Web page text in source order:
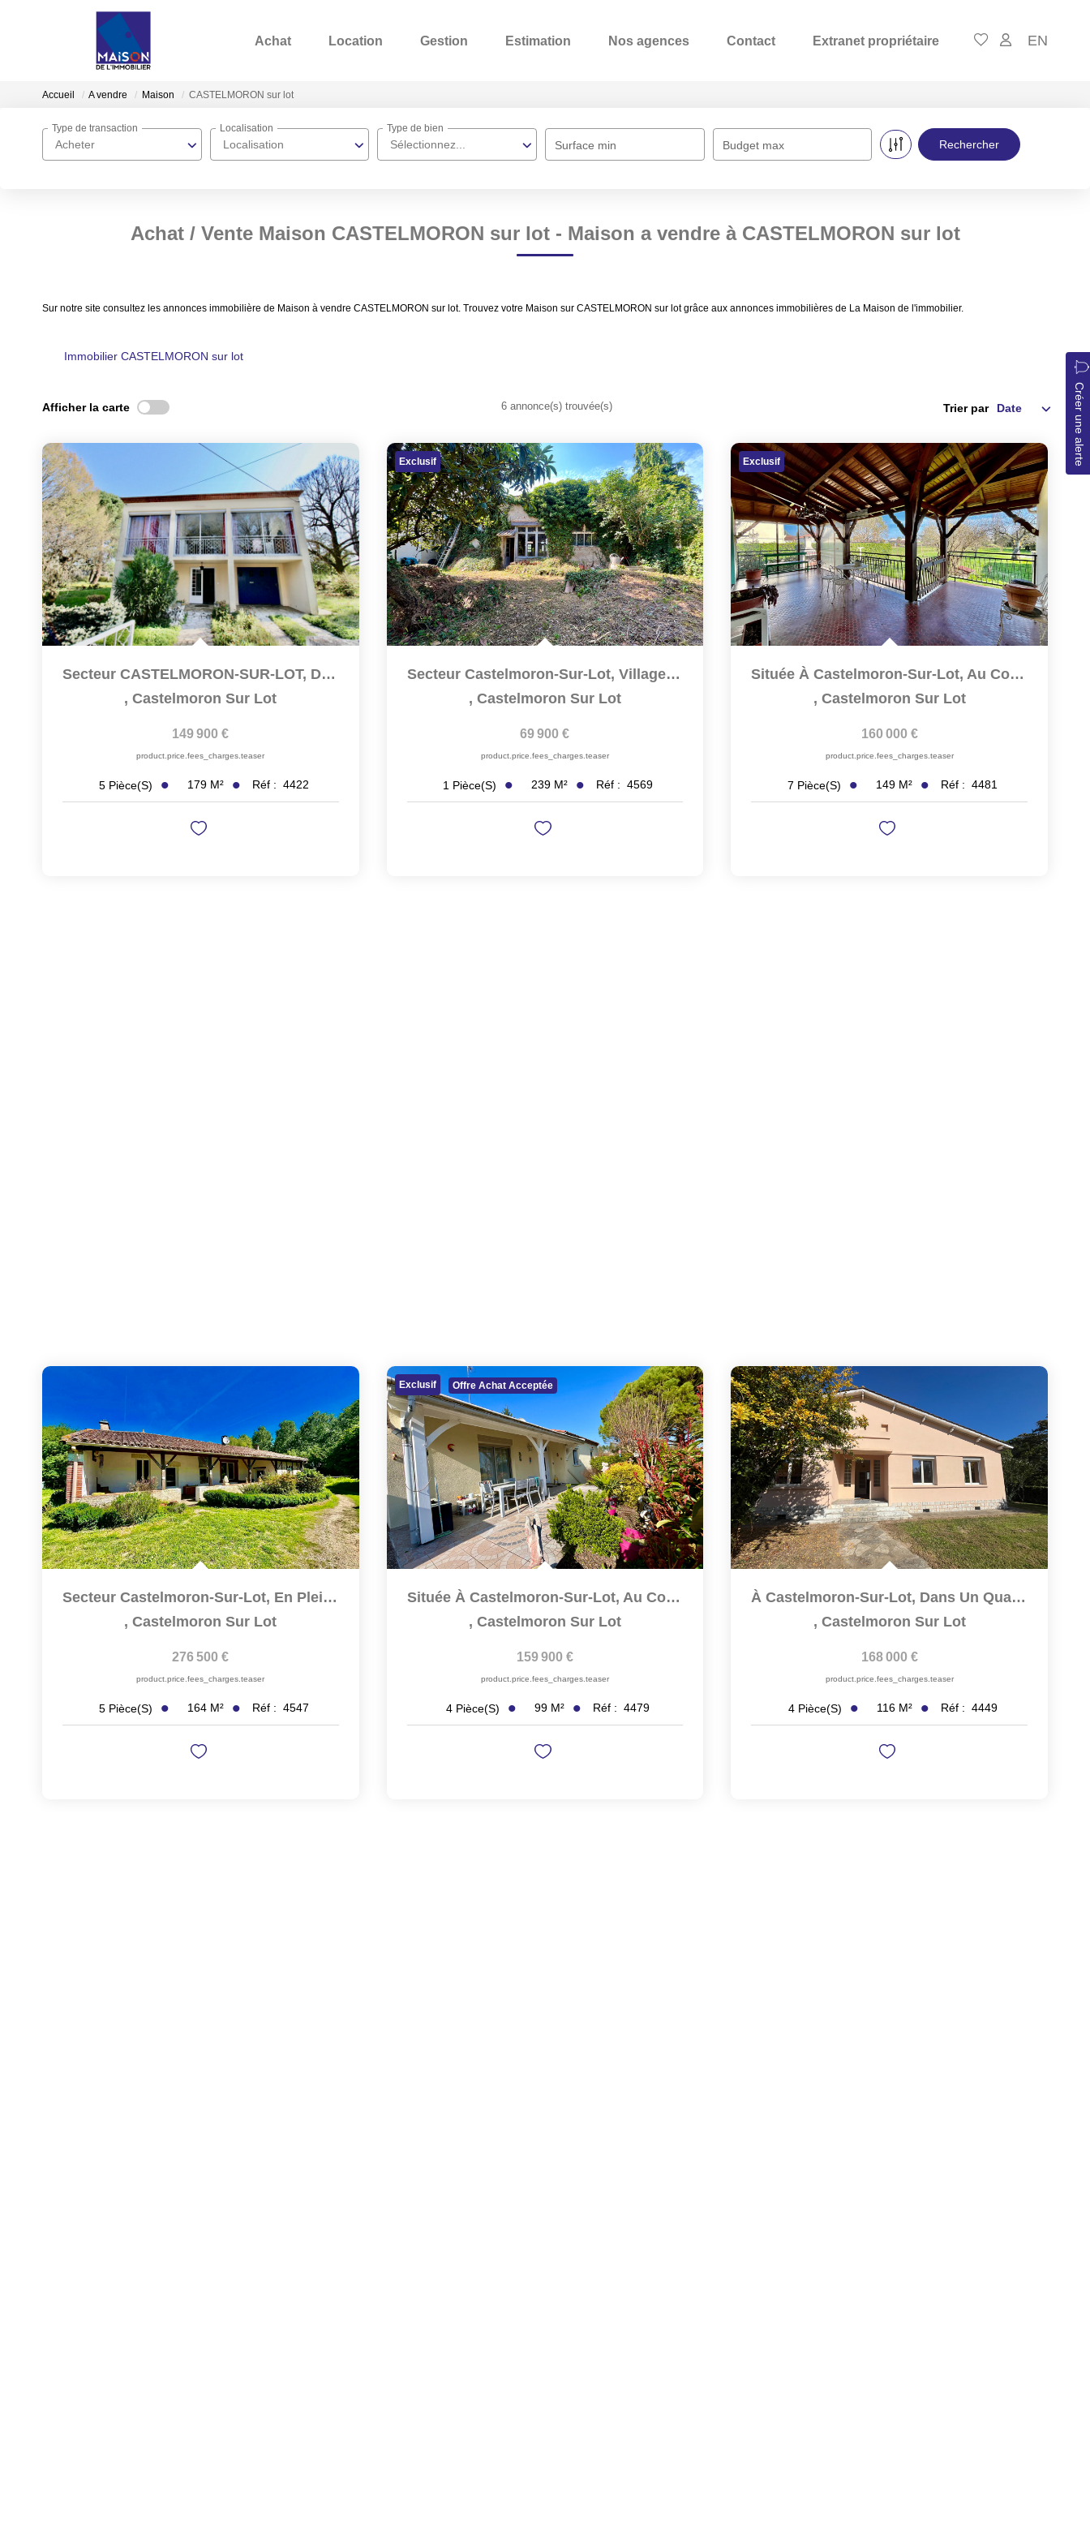
Achat Location Gestion Estimation Nos agences Contact Extranet propriétaire EN
Accueil A vendre Maison CASTELMORON sur lot
Acheter
Type de transaction
Localisation
Localisation
Sélectionnez...
Type de bien
Surface min Budget max
Achat / Vente Maison CASTELMORON sur lot - Maison a vendre à CASTELMORON sur lot
Sur notre site consultez les annonces immobilière de Maison à vendre CASTELMORON sur lot. Trouvez votre Maison sur CASTELMORON sur lot grâce aux annonces immobilières de La Maison de l'immobilier.
Immobilier CASTELMORON sur lot
Créer une alerte
Afficher la carte 6 annonce(s) trouvée(s) Trier par
Secteur CASTELMORON-SUR-LOT, Dans Un Secteur Résidentiel À...
,Castelmoron Sur Lot
149 900 €
product.price.fees_charges.teaser
5 Pièce(s) 179 M² Réf : 4422
Exclusif
Secteur Castelmoron-Sur-Lot, Village De Caractère, Proche...
, Castelmoron Sur Lot
69 900 €
product.price.fees_charges.teaser
1 Pièce(s) 239 M² Réf : 4569
Exclusif
Située À Castelmoron-Sur-Lot, Au Coeur D'un Quartier Calme...
, Castelmoron Sur Lot
160 000 €
product.price.fees_charges.teaser
7 Pièce(s) 149 M² Réf : 4481
Secteur Castelmoron-Sur-Lot, En Plein Coeur Du...
,Castelmoron Sur Lot
276 500 €
product.price.fees_charges.teaser
5 Pièce(s) 164 M² Réf : 4547
Exclusif Offre Achat Acceptée
Située À Castelmoron-Sur-Lot, Au Coeur D'un Quartier Calme...
, Castelmoron Sur Lot
159 900 €
product.price.fees_charges.teaser
4 Pièce(s) 99 M² Réf : 4479
À Castelmoron-Sur-Lot, Dans Un Quartier Calme Et Recherché,...
, Castelmoron Sur Lot
168 000 €
product.price.fees_charges.teaser
4 Pièce(s) 116 M² Réf : 4449